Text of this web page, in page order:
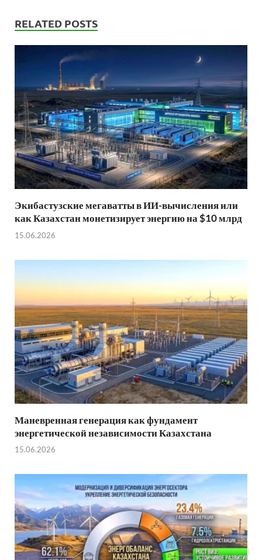
RELATED POSTS
Экибастузские мегаватты в ИИ-вычисления или
как Казахстан монетизирует энергию на $10 млрд
15.06.2026
Маневренная генерация как фундамент
энергетической независимости Казахстана
15.06.2026